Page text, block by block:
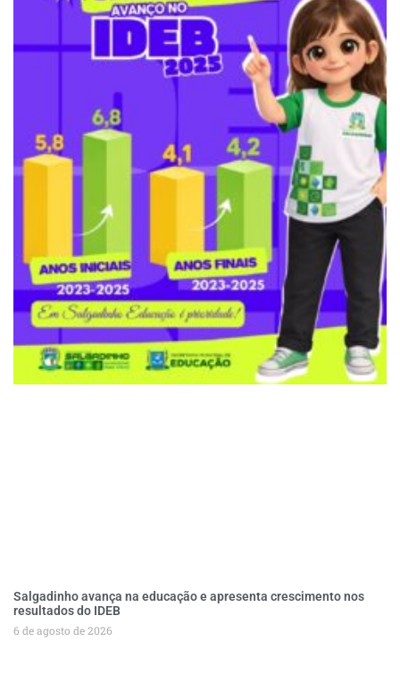
Salgadinho avança na educação e apresenta crescimento nos
resultados do IDEB
6 de agosto de 2026